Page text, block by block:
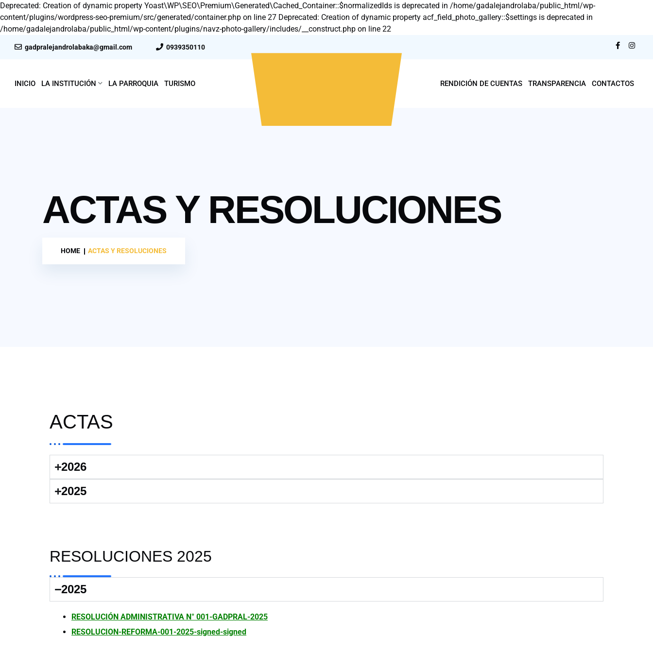
Deprecated: Creation of dynamic property Yoast\WP\SEO\Premium\Generated\Cached_Container::$normalizedIds is deprecated in /home/gadalejandrolaba/public_html/wp-
content/plugins/wordpress-seo-premium/src/generated/container.php on line 27 Deprecated: Creation of dynamic property acf_field_photo_gallery::$settings is deprecated in
/home/gadalejandrolaba/public_html/wp-content/plugins/navz-photo-gallery/includes/__construct.php on line 22
gadpralejandrolabaka@gmail.com 0939350110
INICIO LA INSTITUCIÓN LA PARROQUIA TURISMO RENDICIÓN DE CUENTAS TRANSPARENCIA CONTACTOS
ACTAS Y RESOLUCIONES
HOME ACTAS Y RESOLUCIONES
ACTAS
2026
2025
RESOLUCIONES 2025
2025
RESOLUCIÓN ADMINISTRATIVA N° 001-GADPRAL-2025
RESOLUCION-REFORMA-001-2025-signed-signed